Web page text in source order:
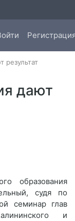
результат
дают
образования
судя по
семинар глав
и